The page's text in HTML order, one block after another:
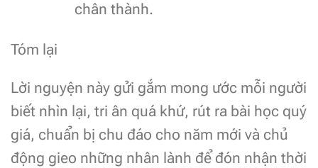
chân thành.
Tóm lại
Lời nguyện này gửi gắm mong ước mỗi người
biết nhìn lại, tri ân quá khứ, rút ra bài học quý
giá, chuẩn bị chu đáo cho năm mới và chủ
động gieo những nhân lành để đón nhận thời